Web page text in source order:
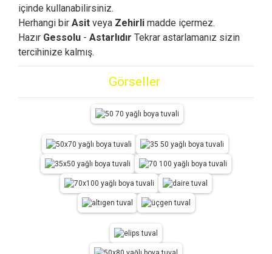
içinde kullanabilirsiniz.
Herhangi bir Asit veya Zehirli madde içermez.
Hazır Gessolu - Astarlıdır Tekrar astarlamanız sizin
tercihinize kalmış.
Görseller